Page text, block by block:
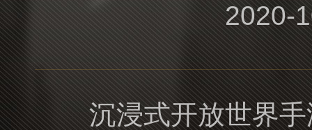
2020-
沉浸式开放世界手游